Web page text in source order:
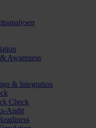
Awareness
& Integration
Check
Audit